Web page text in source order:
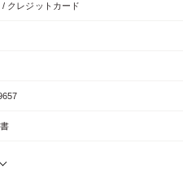
クレジットカード